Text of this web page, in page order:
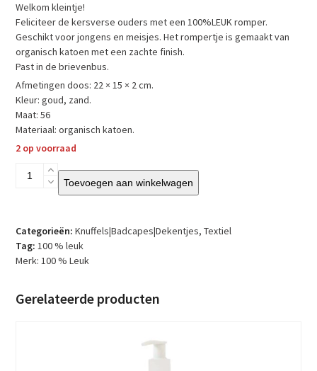
Welkom kleintje!
Feliciteer de kersverse ouders met een 100%LEUK romper.
Geschikt voor jongens en meisjes. Het rompertje is gemaakt van
organisch katoen met een zachte finish.
Past in de brievenbus.
Afmetingen doos: 22 × 15 × 2 cm.
Kleur: goud, zand.
Maat: 56
Materiaal: organisch katoen.
2 op voorraad
100
Babyrompertje
in
box
Toevoegen aan winkelwagen
Categorieën: Knuffels|Badcapes|Dekentjes,Textiel
Tag: 100 % leuk
Merk:100 % Leuk
Gerelateerde producten